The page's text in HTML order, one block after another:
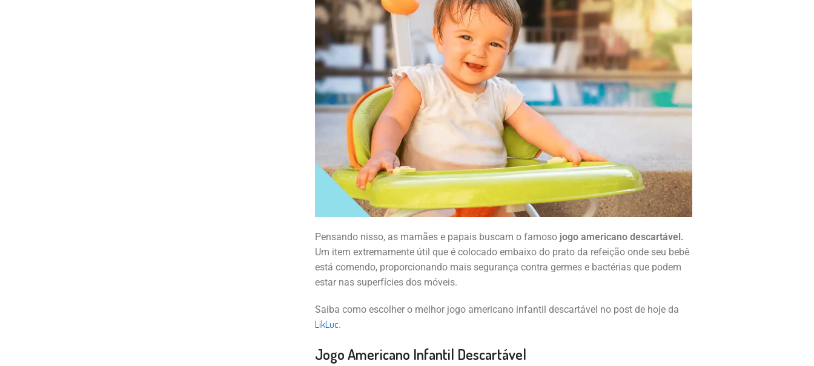
Pensando nisso, as mamães e papais buscam o famoso jogo americano descartável.
Um item extremamente útil que é colocado embaixo do prato da refeição onde seu bebê
está comendo, proporcionando mais segurança contra germes e bactérias que podem
estar nas superfícies dos móveis.
Saiba como escolher o melhor jogo americano infantil descartável no post de hoje da
LikLuc.
Jogo Americano Infantil Descartável